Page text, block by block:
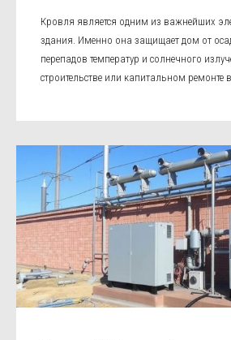
Кровля является одним из важнейших
здания. Именно она защищает дом от
перепадов температур и солнечного
строительстве или капитальном ремонте